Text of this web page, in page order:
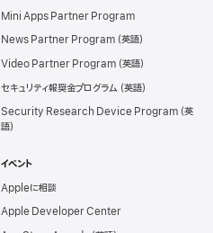
Mini Apps Partner Program
News Partner Program
Video Partner Program
セキュリティ報奨金プログラム
Security Research Device Program
イベント
Appleに相談
Apple Developer Center